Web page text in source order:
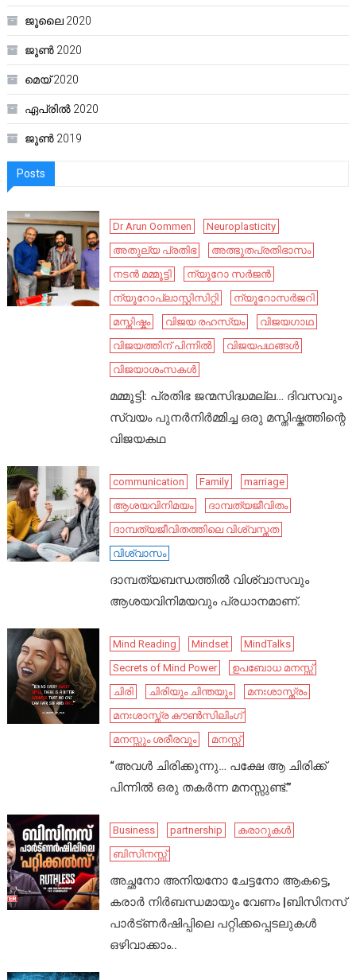
ജൂലൈ 2020
ജൂൺ 2020
മെയ്‌ 2020
ഏപ്രിൽ 2020
ജൂൺ 2019
Posts
Dr Arun Oommen
Neuroplasticity
അതുല്യ പ്രതിഭ
അത്ഭുതപ്രതിഭാസം
നടൻ മമ്മൂട്ടി
ന്യൂറോ സർജൻ
ന്യൂറോപ്ലാസ്റ്റിസിറ്റി
ന്യൂറോസർജറി
മസ്തിഷ്കം
വിജയ രഹസ്യം
വിജയഗാഥ
വിജയത്തിന് പിന്നിൽ
വിജയപഥങ്ങൾ
വിജയാശംസകൾ
മമ്മൂട്ടി: പ്രതിഭ ജന്മസിദ്ധമല്ല… ദിവസവും
സ്വയം പുനർനിർമ്മിച്ച ഒരു മസ്തിഷ്കത്തിന്റെ
വിജയകഥ
communication Family
marriage
ആശയവിനിമയം
ദാമ്പത്യജീവിതം
ദാമ്പത്യജീവിതത്തിലെ വിശ്വസ്തത
വിശ്വാസം
ദാമ്പത്യബന്ധത്തിൽ വിശ്വാസവും
ആശയവിനിമയവും പ്രധാനമാണ്.
Mind Reading Mindset
MindTalks
Secrets of Mind Power
ഉപബോധ മനസ്സ്
ചിരി
ചിരിയും ചിന്തയും
മനഃശാസ്ത്രം
മനഃശാസ്ത്ര കൗൺസിലിംഗ്
മനസ്സും ശരീരവും
മനസ്സ്
“അവൾ ചിരിക്കുന്നു… പക്ഷേ ആ ചിരിക്ക്
പിന്നിൽ ഒരു തകർന്ന മനസ്സുണ്ട്.”
Business partnership
കരാറുകൾ
ബിസിനസ്സ്
അച്ഛനോ അനിയനോ ചേട്ടനോ ആകട്ടെ,
കരാർ നിർബന്ധമായും വേണം |ബിസിനസ്
പാർട്ണർഷിപ്പിലെ പറ്റിക്കപ്പെടലുകൾ
ഒഴിവാക്കാം..